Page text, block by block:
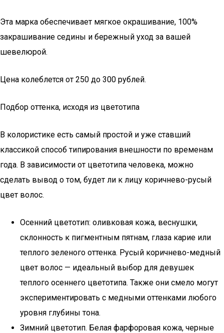
Эта марка обеспечивает мягкое окрашивание, 100%
закрашивание седины и бережный уход за вашей
шевелюрой.
Цена колеблется от 250 до 300 рублей.
Подбор оттенка, исходя из цветотипа
В колористике есть самый простой и уже ставший
классикой способ типирования внешности по временам
года. В зависимости от цветотипа человека, можно
сделать вывод о том, будет ли к лицу коричнево-русый
цвет волос.
Осенний цветотип: оливковая кожа, веснушки,
склонность к пигментным пятнам, глаза карие или
теплого зеленого оттенка. Русый коричнево-медный
цвет волос — идеальный выбор для девушек
теплого осеннего цветотипа. Также они смело могут
экспериментировать с медными оттенками любого
уровня глубины тона.
Зимний цветотип. Белая фарфоровая кожа, черные